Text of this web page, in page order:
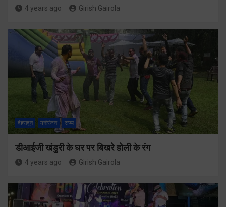
4 years ago Girish Gairola
देहरादून मनोरंजन राज्य
डीआईजी खंडुरी के घर पर बिखरे होली के रंग
4 years ago Girish Gairola